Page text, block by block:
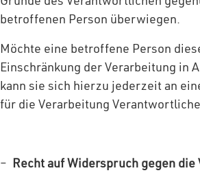
betroffenen Person überwiegen.
Möchte eine betroffene Person
Einschränkung der Verarbeitung in
kann sie sich hierzu jederzeit an
für die Verarbeitung
– Recht auf Widerspruch gegen die